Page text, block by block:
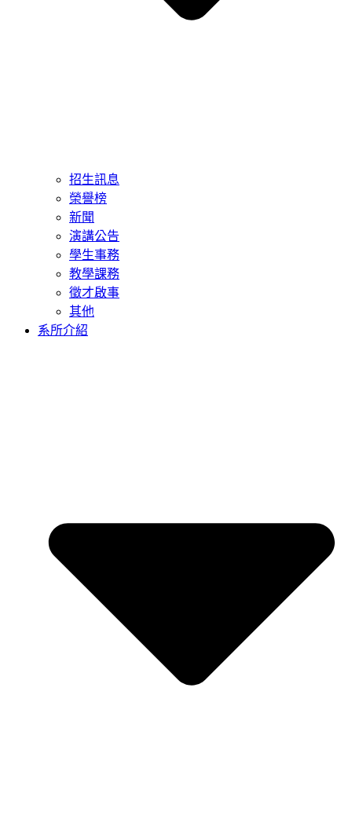
招生訊息
榮譽榜
新聞
演講公告
學生事務
教學課務
徵才啟事
其他
系所介紹